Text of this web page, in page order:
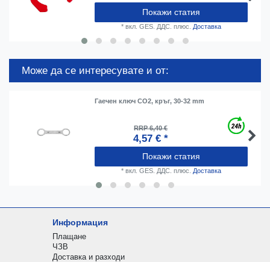
Покажи статия
* вкл. GES. ДДС. плюс. Доставка
Може да се интересувате и от:
Гаечен ключ CO2, кръг, 30-32 mm
RRP 6,40 €
4,57 € *
Покажи статия
* вкл. GES. ДДС. плюс. Доставка
Информация
Плащане
ЧЗВ
Доставка и разходи